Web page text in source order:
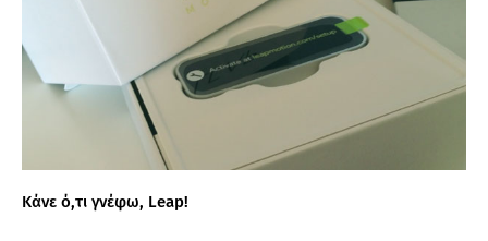
Κάνε ό,τι γνέφω, Leap!